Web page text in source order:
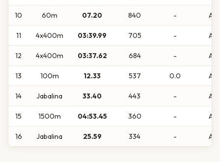
10 60m 07.20 840 -
11 4x400m 03:39.99 705 -
12 4x400m 03:37.62 684 -
13 100m 12.33 537 0.0
14 Jabalina 33.40 443 -
15 1500m 04:53.45 360 -
16 Jabalina 25.59 334 -